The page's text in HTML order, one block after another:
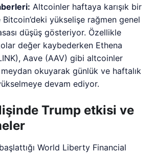
Altcoinler haftaya karışık bir
Bitcoin’deki yükselişe rağmen genel
düşüş gösteriyor. Özellikle
değer kaybederken Ethena
Aave (AAV) gibi altcoinler
okuyarak günlük ve haftalık
devam ediyor.
Trump etkisi ve
World Liberty Financial